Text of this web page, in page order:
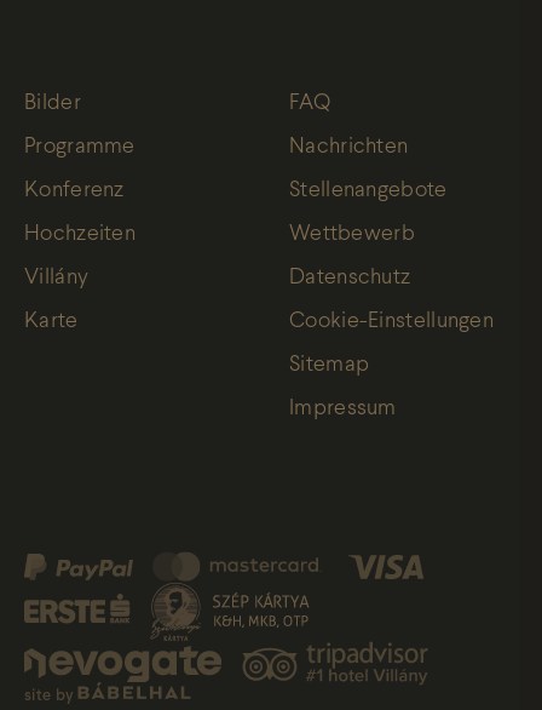
Bilder
Programme
Konferenz
Hochzeiten
Villány
Karte
FAQ
Nachrichten
Stellenangebote
Wettbewerb
Datenschutz
Cookie-Einstellungen
Sitemap
Impressum
site by